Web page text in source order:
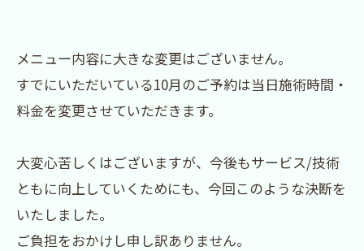
メニュー内容に大きな変更はございません。
すでにいただいている10月のご予約は当日施術時間・
料金を変更させていただきます。
大変心苦しくはございますが、今後もサービス/技術
ともに向上していくためにも、今回このような決断を
いたしました。
ご負担をおかけし申し訳ありません。